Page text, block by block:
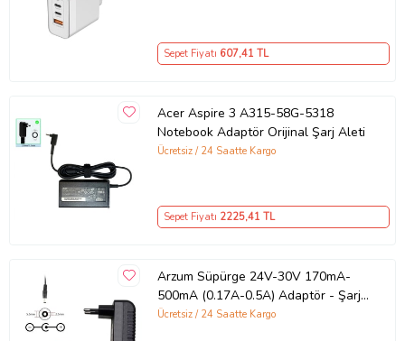
Adaptörü – Type-C ve USB Çıkışlı,
Evrensel 65W Duvar Tipi Şarj
Sepet Fiyatı 607,41 TL
Acer Aspire 3 A315-58G-5318
Notebook Adaptör Orijinal Şarj Aleti
Ücretsiz / 24 Saatte Kargo
Sepet Fiyatı 2225,41 TL
Arzum Süpürge 24V-30V 170mA-
500mA (0.17A-0.5A) Adaptör - Şarj
Aleti RETRO
Ücretsiz / 24 Saatte Kargo